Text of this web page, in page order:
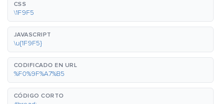
CSS
\1F9F5
JAVASCRIPT
\u{1F9F5}
CODIFICADO EN URL
%F0%9F%A7%B5
CÓDIGO CORTO